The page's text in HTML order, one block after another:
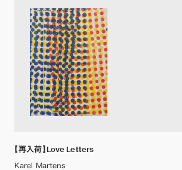
【再入荷】Love Letters
Karel Martens